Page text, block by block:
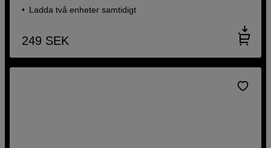
Ladda två enheter samtidigt
249 SEK